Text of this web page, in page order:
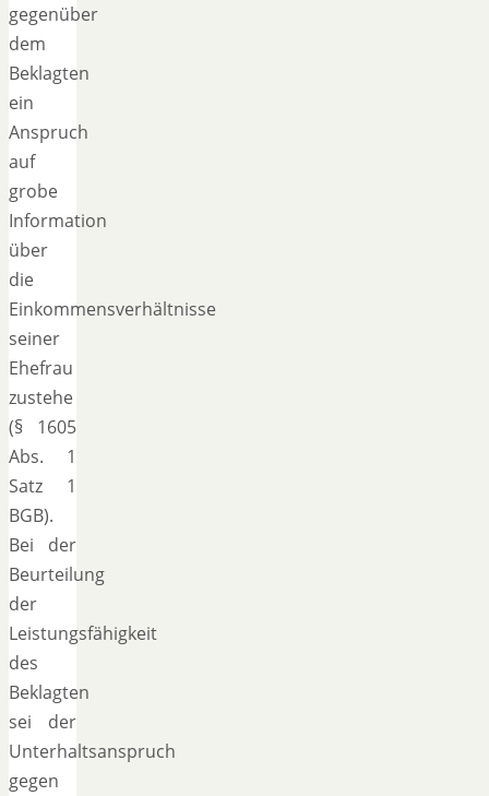
gegenüber
dem
Beklagten
ein
Anspruch
auf
grobe
Information
über
die
Einkommensverhältnisse
seiner
Ehefrau
zustehe
(§ 1605
Abs. 1
Satz 1
BGB).
Bei der
Beurteilung
der
Leistungsfähigkeit
des
Beklagten
sei der
Unterhaltsanspruch
gegen